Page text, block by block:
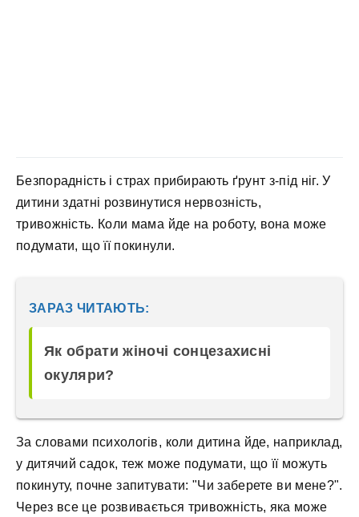
Безпорадність і страх прибирають ґрунт з-під ніг. У
дитини здатні розвинутися нервозність,
тривожність. Коли мама йде на роботу, вона може
подумати, що її покинули.
ЗАРАЗ ЧИТАЮТЬ:
Як обрати жіночі сонцезахисні
окуляри?
За словами психологів, коли дитина йде, наприклад,
у дитячий садок, теж може подумати, що її можуть
покинуту, почне запитувати: "Чи заберете ви мене?".
Через все це розвивається тривожність, яка може